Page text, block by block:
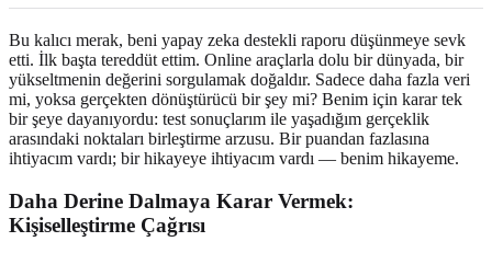
Bu kalıcı merak, beni yapay zeka destekli raporu düşünmeye sevk
etti. İlk başta tereddüt ettim. Online araçlarla dolu bir dünyada, bir
yükseltmenin değerini sorgulamak doğaldır. Sadece daha fazla veri
mi, yoksa gerçekten dönüştürücü bir şey mi? Benim için karar tek
bir şeye dayanıyordu: test sonuçlarım ile yaşadığım gerçeklik
arasındaki noktaları birleştirme arzusu. Bir puandan fazlasına
ihtiyacım vardı; bir hikayeye ihtiyacım vardı — benim hikayeme.
Daha Derine Dalmaya Karar Vermek:
Kişiselleştirme Çağrısı